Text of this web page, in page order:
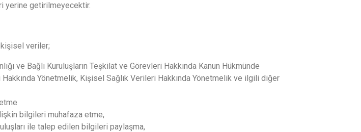
yerine getirilmeyecektir.
veriler;
ve Bağlı Kuruluşların Teşkilat ve Görevleri Hakkında Kanun Hükmünde
Yönetmelik, Kişisel Sağlık Verileri Hakkında Yönetmelik ve ilgili diğer
bilgileri muhafaza etme,
ile talep edilen bilgileri paylaşma,